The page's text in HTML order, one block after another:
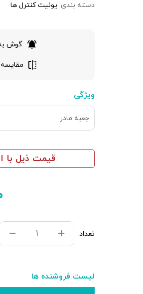
دسته بندی: یونیت کنترل ها
گوش
مقایسه
ویژگی
جعبه مادر
قیمت ذیل با
تعداد
لیست فروشنده ها